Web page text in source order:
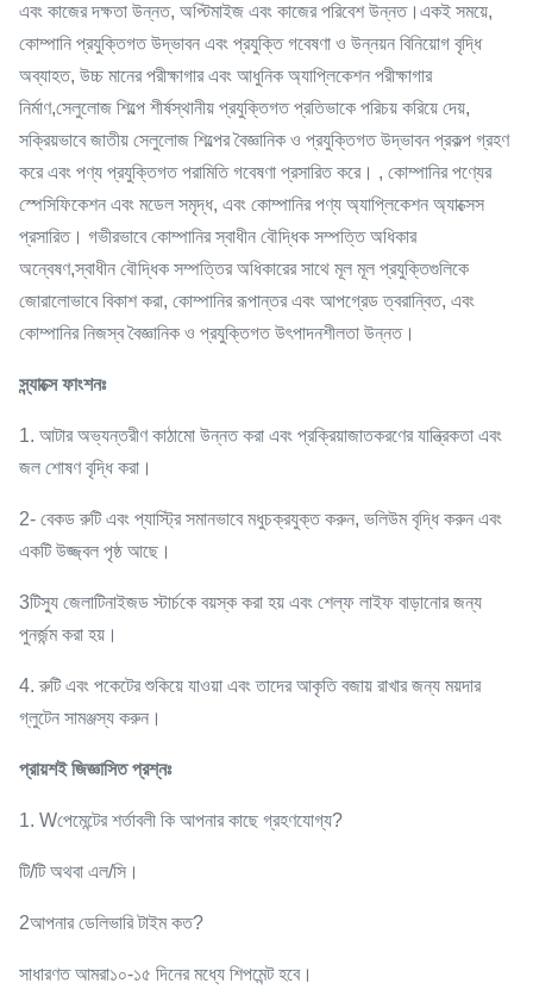
এবং কাজের দক্ষতা উন্নত, অপ্টিমাইজ এবং কাজের পরিবেশ উন্নত।একই সময়ে,
কোম্পানি প্রযুক্তিগত উদ্ভাবন এবং প্রযুক্তি গবেষণা ও উন্নয়ন বিনিয়োগ বৃদ্ধি
অব্যাহত, উচ্চ মানের পরীক্ষাগার এবং আধুনিক অ্যাপ্লিকেশন পরীক্ষাগার
নির্মাণ,সেলুলোজ শিল্পে শীর্ষস্থানীয় প্রযুক্তিগত প্রতিভাকে পরিচয় করিয়ে দেয়,
সক্রিয়ভাবে জাতীয় সেলুলোজ শিল্পের বৈজ্ঞানিক ও প্রযুক্তিগত উদ্ভাবন প্রকল্প গ্রহণ
করে এবং পণ্য প্রযুক্তিগত পরামিতি গবেষণা প্রসারিত করে। , কোম্পানির পণ্যের
স্পেসিফিকেশন এবং মডেল সমৃদ্ধ, এবং কোম্পানির পণ্য অ্যাপ্লিকেশন অ্যাক্সেস
প্রসারিত। গভীরভাবে কোম্পানির স্বাধীন বৌদ্ধিক সম্পত্তি অধিকার
অন্বেষণ,স্বাধীন বৌদ্ধিক সম্পত্তির অধিকারের সাথে মূল মূল প্রযুক্তিগুলিকে
জোরালোভাবে বিকাশ করা, কোম্পানির রূপান্তর এবং আপগ্রেড ত্বরান্বিত, এবং
কোম্পানির নিজস্ব বৈজ্ঞানিক ও প্রযুক্তিগত উৎপাদনশীলতা উন্নত।
স্ন্যাক্সে ফাংশনঃ
1. আটার অভ্যন্তরীণ কাঠামো উন্নত করা এবং প্রক্রিয়াজাতকরণের যান্ত্রিকতা এবং
জল শোষণ বৃদ্ধি করা।
2- বেকড রুটি এবং প্যাস্ট্রি সমানভাবে মধুচক্রযুক্ত করুন, ভলিউম বৃদ্ধি করুন এবং
একটি উজ্জ্বল পৃষ্ঠ আছে।
3টিস্যু জেলাটিনাইজড স্টার্চকে বয়স্ক করা হয় এবং শেল্ফ লাইফ বাড়ানোর জন্য
পুনর্জন্ম করা হয়।
4. রুটি এবং পকেটের শুকিয়ে যাওয়া এবং তাদের আকৃতি বজায় রাখার জন্য ময়দার
গ্লুটেন সামঞ্জস্য করুন।
প্রায়শই জিজ্ঞাসিত প্রশ্নঃ
1. Wপেমেন্টের শর্তাবলী কি আপনার কাছে গ্রহণযোগ্য?
টি/টি অথবা এল/সি।
2আপনার ডেলিভারি টাইম কত?
সাধারণত আমরা১০-১৫ দিনের মধ্যে শিপমেন্ট হবে।